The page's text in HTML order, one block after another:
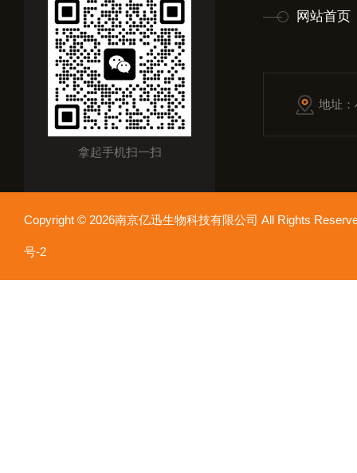
拿起手机扫一扫
网站首页
地址
Copyright © 2026南京亿迅生物科技有限公司 All Rights
号-2